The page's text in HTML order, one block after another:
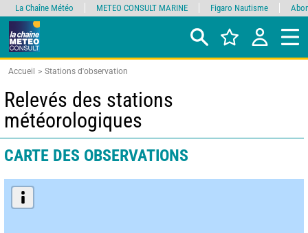
Accueil Stations d'observation
Relevés des stations
météorologiques
CARTE DES OBSERVATIONS
La Chaîne Météo METEO CONSULT MARINE Figaro Nautisme